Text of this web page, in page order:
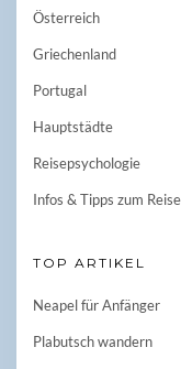
Österreich
Griechenland
Portugal
Hauptstädte
Reisepsychologie
Infos & Tipps zum
TOP ARTIKEL
Neapel für Anfänger
Plabutsch wandern